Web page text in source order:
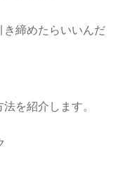
き締めたらいいんだ
を紹介します。